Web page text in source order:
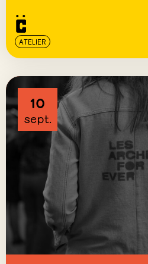
ATELIER
10
sept.